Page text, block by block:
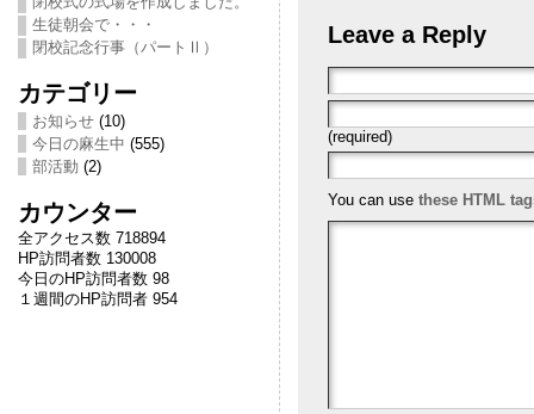
生徒朝会で・・・
閉校記念行事（パートⅡ）
カテゴリー
お知らせ(10)
今日の麻生中 (555)
部活動 (2)
カウンター
全アクセス数 718894
HP訪問者数 130008
今日のHP訪問者数 98
１週間のHP訪問者 954
Leave a Reply
(required)
You can use these HTML